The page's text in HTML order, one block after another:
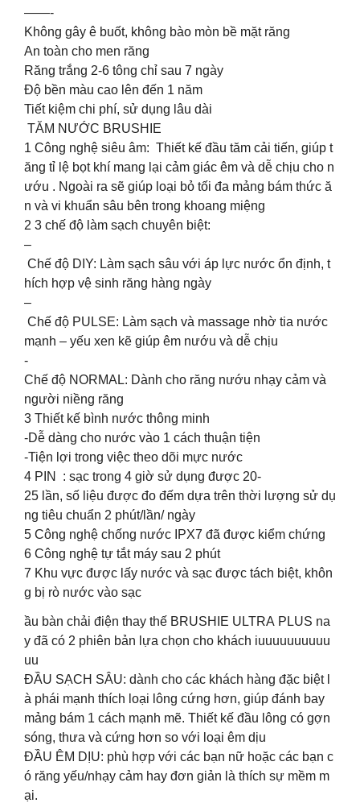
——-
Không gây ê buốt, không bào mòn bề mặt răng
An toàn cho men răng
Răng trắng 2-6 tông chỉ sau 7 ngày
Độ bền màu cao lên đến 1 năm
Tiết kiệm chi phí, sử dụng lâu dài
TĂM NƯỚC BRUSHIE
1️ Công nghệ siêu âm: Thiết kế đầu tăm cải tiến, giúp t
ăng tỉ lệ bọt khí mang lại cảm giác êm và dễ chịu cho n
ướu . Ngoài ra sẽ giúp loại bỏ tối đa mảng bám thức ă
n và vi khuẩn sâu bên trong khoang miệng
2️ 3 chế độ làm sạch chuyên biệt:
–
Chế độ DIY: Làm sạch sâu với áp lực nước ổn định, t
hích hợp vệ sinh răng hàng ngày
–
Chế độ PULSE: Làm sạch và massage nhờ tia nước
mạnh – yếu xen kẽ giúp êm nướu và dễ chịu
-
Chế độ NORMAL: Dành cho răng nướu nhạy cảm và
người niềng răng
3️ Thiết kế bình nước thông minh
-Dễ dàng cho nước vào 1 cách thuận tiện
-Tiện lợi trong việc theo dõi mực nước
4️ PIN : sạc trong 4 giờ sử dụng được 20-
25 lần, số liệu được đo đếm dựa trên thời lượng sử dụ
ng tiêu chuẩn 2 phút/lần/ ngày
5️ Công nghệ chống nước IPX7 đã được kiểm chứng
6️ Công nghệ tự tắt máy sau 2 phút
7️ Khu vực được lấy nước và sạc được tách biệt, khôn
g bị rò nước vào sạc
ầu bàn chải điện thay thế BRUSHIE ULTRA PLUS na
y đã có 2 phiên bản lựa chọn cho khách iuuuuuuuuuu
uu
ĐẦU SẠCH SÂU: dành cho các khách hàng đặc biệt l
à phái mạnh thích loại lông cứng hơn, giúp đánh bay
mảng bám 1 cách mạnh mẽ. Thiết kế đầu lông có gợn
sóng, thưa và cứng hơn so với loại êm dịu
ĐẦU ÊM DỊU: phù hợp với các bạn nữ hoặc các bạn c
ó răng yếu/nhạy cảm hay đơn giản là thích sự mềm m
ại.